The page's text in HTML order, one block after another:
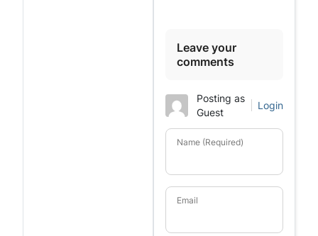
Leave your
comments
Posting as
Guest
Login
Name (Required)
Email